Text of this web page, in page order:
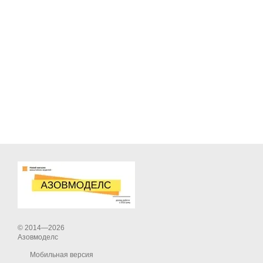
© 2014—2026
Азовмоделс
Мобильная версия